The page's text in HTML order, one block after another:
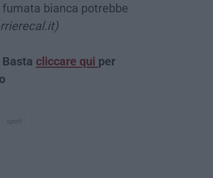
bianca potrebbe
cliccare qui per